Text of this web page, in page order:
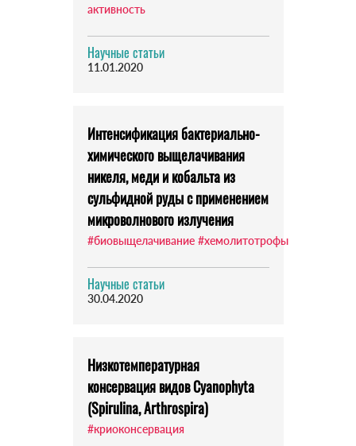
активность
Научные статьи
11.01.2020
Интенсификация бактериально-
химического выщелачивания
никеля, меди и кобальта из
сульфидной руды с применением
микроволнового излучения
#биовыщелачивание #хемолитотрофы
Научные статьи
30.04.2020
Низкотемпературная
консервация видов Cyanophyta
(Spirulina, Arthrospira)
#криоконсервация